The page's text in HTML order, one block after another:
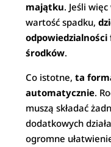
majątku. Jeśli
wartość spadku,
odpowiedzialności
środków.
Co istotne,ta
automatycznie.
muszą składać
dodatkowych
ogromne